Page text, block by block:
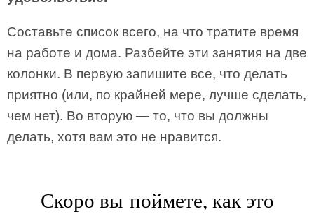
Составьте список всего, на что тратите время
на работе и дома. Разбейте эти занятия на две
колонки. В первую запишите все, что делать
приятно (или, по крайней мере, лучше сделать,
чем нет). Во вторую — то, что вы должны
делать, хотя вам это не нравится.
Скоро вы поймете, как это